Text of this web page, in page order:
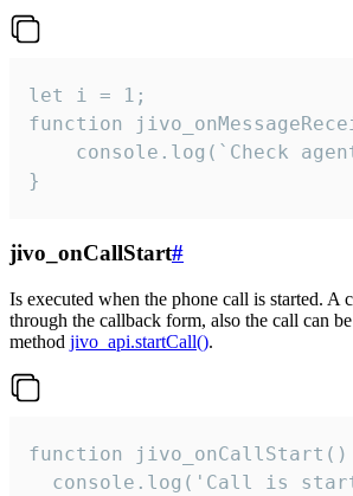
let i = 1;
function
}
jivo_onCallStart#
Is executed when the phone call is started. A
through the callback form, also the call can
method jivo_api.startCall().
function
console.log('Call is